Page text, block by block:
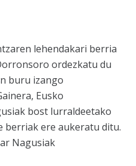
lehendakari berria
ordezkatu du
buru izango
Eusko
bost lurraldeetako
berriak ere aukeratu ditu.
Nagusiak